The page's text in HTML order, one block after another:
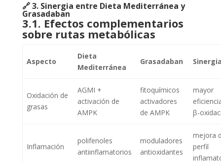
🔗3. Sinergia entre Dieta Mediterránea y
Grasadaban
3.1. Efectos complementarios
sobre rutas metabólicas
Aspecto
Dieta
Mediterránea
Grasadaban
Oxidación de
grasas
AGMI +
activación de
AMPK
fitoquímicos
activadores
de AMPK
mayor
β-
Inflamación
polifenoles
antiinflamatorios
moduladores
antioxidantes
mejora
perfil